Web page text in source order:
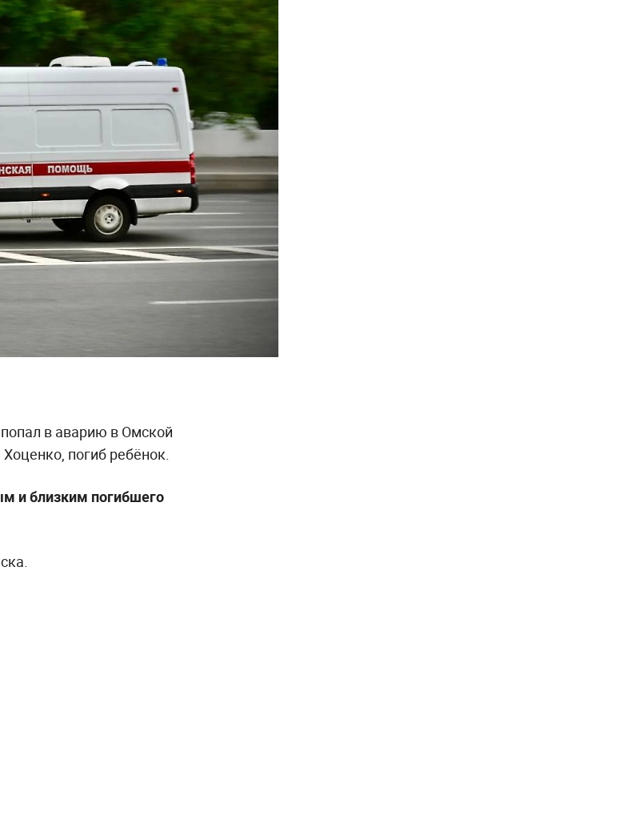
в аварию в Омской
погиб ребёнок.
и близким погибшего